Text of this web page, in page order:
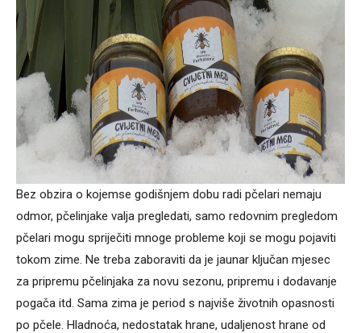
Bez obzira o kojemse godišnjem dobu radi pčelari nemaju
odmor, pčelinjake valja pregledati, samo redovnim pregledom
pčelari mogu spriječiti mnoge probleme koji se mogu pojaviti
tokom zime. Ne treba zaboraviti da je jaunar ključan mjesec
za pripremu pčelinjaka za novu sezonu, pripremu i dodavanje
pogača itd. Sama zima je period s najviše životnih opasnosti
po pčele. Hladnoća, nedostatak hrane, udaljenost hrane od